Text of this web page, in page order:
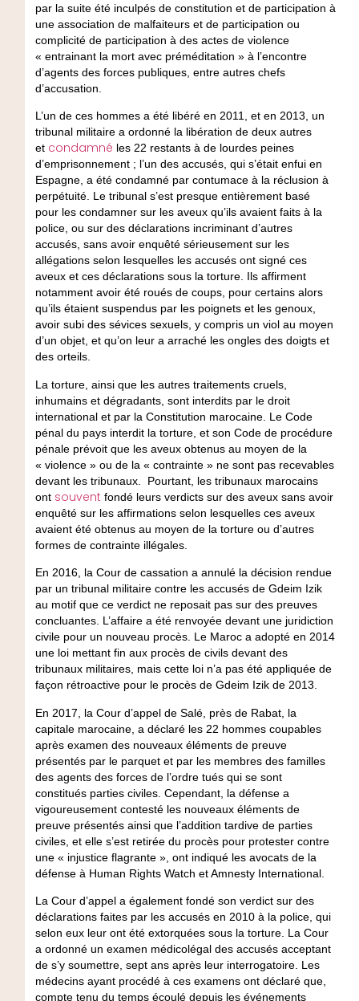
par la suite été inculpés de constitution et de participation à
une association de malfaiteurs et de participation ou
complicité de participation à des actes de violence
« entrainant la mort avec préméditation » à l’encontre
d’agents des forces publiques, entre autres chefs
d’accusation.
L’un de ces hommes a été libéré en 2011, et en 2013, un
tribunal militaire a ordonné la libération de deux autres
et condamné les 22 restants à de lourdes peines
d’emprisonnement ; l’un des accusés, qui s’était enfui en
Espagne, a été condamné par contumace à la réclusion à
perpétuité. Le tribunal s’est presque entièrement basé
pour les condamner sur les aveux qu’ils avaient faits à la
police, ou sur des déclarations incriminant d’autres
accusés, sans avoir enquêté sérieusement sur les
allégations selon lesquelles les accusés ont signé ces
aveux et ces déclarations sous la torture. Ils affirment
notamment avoir été roués de coups, pour certains alors
qu’ils étaient suspendus par les poignets et les genoux,
avoir subi des sévices sexuels, y compris un viol au moyen
d’un objet, et qu’on leur a arraché les ongles des doigts et
des orteils.
La torture, ainsi que les autres traitements cruels,
inhumains et dégradants, sont interdits par le droit
international et par la Constitution marocaine. Le Code
pénal du pays interdit la torture, et son Code de procédure
pénale prévoit que les aveux obtenus au moyen de la
« violence » ou de la « contrainte » ne sont pas recevables
devant les tribunaux. Pourtant, les tribunaux marocains
ont souvent fondé leurs verdicts sur des aveux sans avoir
enquêté sur les affirmations selon lesquelles ces aveux
avaient été obtenus au moyen de la torture ou d’autres
formes de contrainte illégales.
En 2016, la Cour de cassation a annulé la décision rendue
par un tribunal militaire contre les accusés de Gdeim Izik
au motif que ce verdict ne reposait pas sur des preuves
concluantes. L’affaire a été renvoyée devant une juridiction
civile pour un nouveau procès. Le Maroc a adopté en 2014
une loi mettant fin aux procès de civils devant des
tribunaux militaires, mais cette loi n’a pas été appliquée de
façon rétroactive pour le procès de Gdeim Izik de 2013.
En 2017, la Cour d’appel de Salé, près de Rabat, la
capitale marocaine, a déclaré les 22 hommes coupables
après examen des nouveaux éléments de preuve
présentés par le parquet et par les membres des familles
des agents des forces de l’ordre tués qui se sont
constitués parties civiles. Cependant, la défense a
vigoureusement contesté les nouveaux éléments de
preuve présentés ainsi que l’addition tardive de parties
civiles, et elle s’est retirée du procès pour protester contre
une « injustice flagrante », ont indiqué les avocats de la
défense à Human Rights Watch et Amnesty International.
La Cour d’appel a également fondé son verdict sur des
déclarations faites par les accusés en 2010 à la police, qui
selon eux leur ont été extorquées sous la torture. La Cour
a ordonné un examen médicolégal des accusés acceptant
de s’y soumettre, sept ans après leur interrogatoire. Les
médecins ayant procédé à ces examens ont déclaré que,
compte tenu du temps écoulé depuis les événements